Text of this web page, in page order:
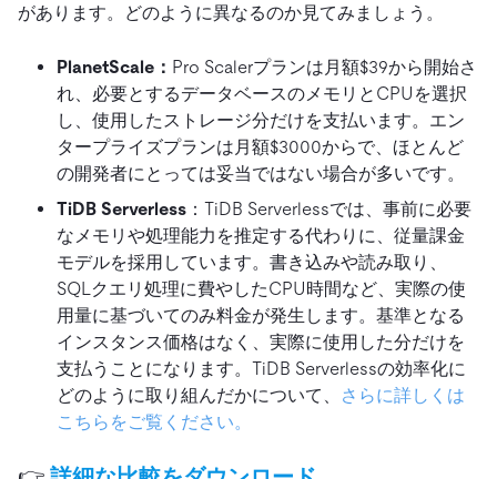
があります。どのように異なるのか見てみましょう。
PlanetScale： Pro Scalerプランは月額$39から開始さ
れ、必要とするデータベースのメモリとCPUを選択
し、使用したストレージ分だけを支払います。エン
タープライズプランは月額$3000からで、ほとんど
の開発者にとっては妥当ではない場合が多いです。
TiDB Serverless ：TiDB Serverlessでは、事前に必要
なメモリや処理能力を推定する代わりに、従量課金
モデルを採用しています。書き込みや読み取り、
SQLクエリ処理に費やしたCPU時間など、実際の使
用量に基づいてのみ料金が発生します。基準となる
インスタンス価格はなく、実際に使用した分だけを
支払うことになります。TiDB Serverlessの効率化に
どのように取り組んだかについて、
さらに詳しくは
こちらをご覧ください。